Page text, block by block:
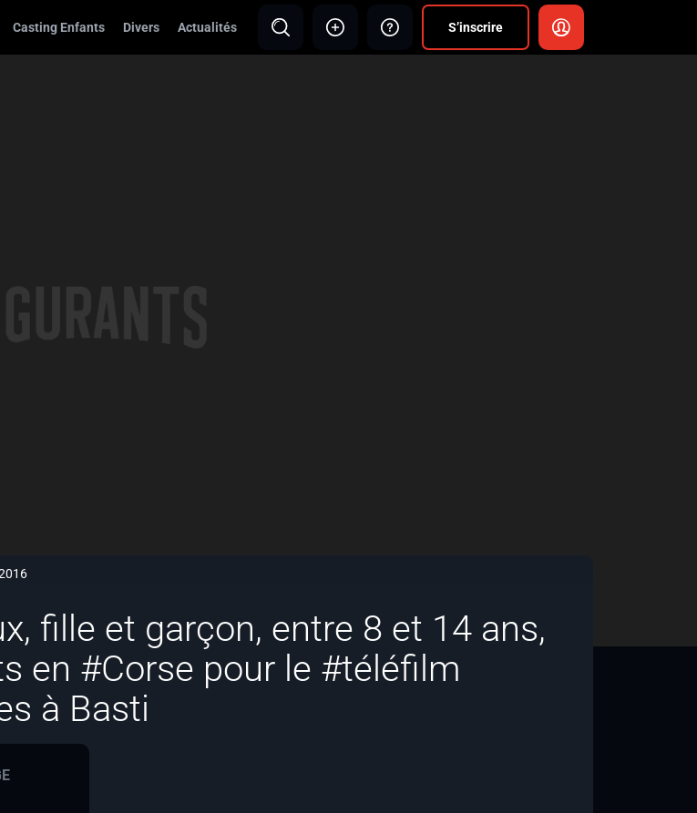
Casting Enfants Divers Actualités S’inscrire
fille et garçon, entre 8 et 14 ans,
en #Corse pour le #téléfilm
à Basti